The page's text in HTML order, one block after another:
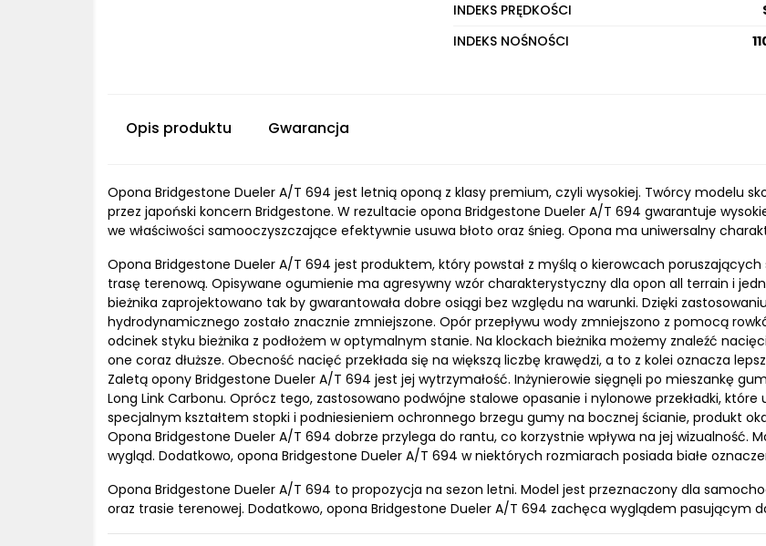
INDEKS PRĘDKOŚCI
INDEKS NOŚNOŚCI
Opis produktu Gwarancja
Opona Bridgestone Dueler A/T 694 jest letnią oponą z klasy premium, czyli wysokiej. Twórcy modelu
przez japoński koncern Bridgestone. W rezultacie opona Bridgestone Dueler A/T 694 gwarantuje
we właściwości samooczyszczające efektywnie usuwa błoto oraz śnieg. Opona ma uniwersalny
Opona Bridgestone Dueler A/T 694 jest produktem, który powstał z myślą o kierowcach
trasę terenową. Opisywane ogumienie ma agresywny wzór charakterystyczny dla opon all terrain i
bieżnika zaprojektowano tak by gwarantowała dobre osiągi bez względu na warunki. Dzięki
hydrodynamicznego zostało znacznie zmniejszone. Opór przepływu wody zmniejszono z pomocą
odcinek styku bieżnika z podłożem w optymalnym stanie. Na klockach bieżnika możemy znaleźć
one coraz dłuższe. Obecność nacięć przekłada się na większą liczbę krawędzi, a to z kolei oznacza
Zaletą opony Bridgestone Dueler A/T 694 jest jej wytrzymałość. Inżynierowie sięgnęli po mieszankę
Long Link Carbonu. Oprócz tego, zastosowano podwójne stalowe opasanie i nylonowe przekładki,
specjalnym kształtem stopki i podniesieniem ochronnego brzegu gumy na bocznej ścianie, produkt
Opona Bridgestone Dueler A/T 694 dobrze przylega do rantu, co korzystnie wpływa na jej wizualność.
wygląd. Dodatkowo, opona Bridgestone Dueler A/T 694 w niektórych rozmiarach posiada białe
Opona Bridgestone Dueler A/T 694 to propozycja na sezon letni. Model jest przeznaczony dla
oraz trasie terenowej. Dodatkowo, opona Bridgestone Dueler A/T 694 zachęca wyglądem pasującym